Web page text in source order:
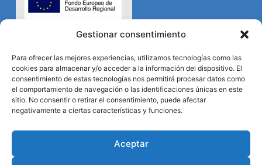
Gestionar consentimiento
Para ofrecer las mejores experiencias, utilizamos tecnologías como las
cookies para almacenar y/o acceder a la información del dispositivo. El
consentimiento de estas tecnologías nos permitirá procesar datos como
el comportamiento de navegación o las identificaciones únicas en este
sitio. No consentir o retirar el consentimiento, puede afectar
negativamente a ciertas características y funciones.
Aceptar